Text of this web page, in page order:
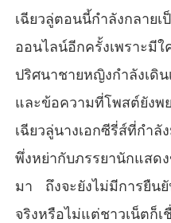
เฉียวลู่ตอนนี้กำลังกลาย
ออนไลน์อีกครั้งเพราะมี
ปริศนาชายหญิงกำลังเดิ
และข้อความที่โพสต์ยังพ
เฉียวลู่นางเอกซีรี่ส์ที่กำ
พึ่งหย่ากับภรรยานักแสด
มา ถึงจะยังไม่มีการยืนยั
จริงหรือไม่แต่ชาวเน็ตก็